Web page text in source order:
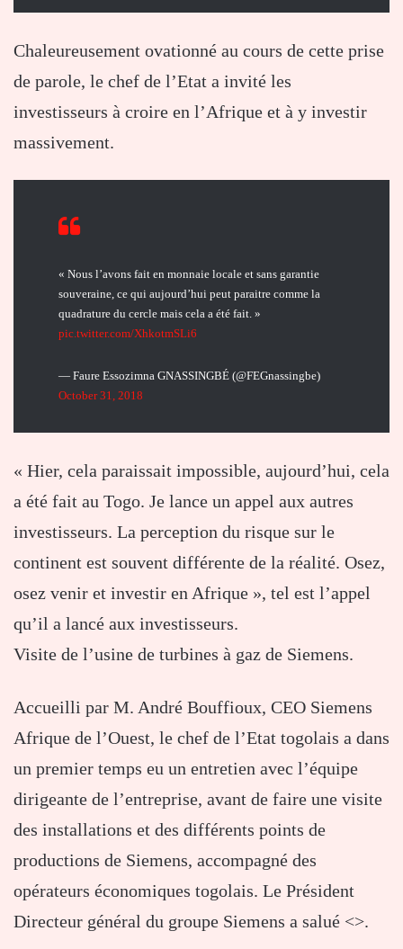
Chaleureusement ovationné au cours de cette prise
de parole, le chef de l’Etat a invité les
investisseurs à croire en l’Afrique et à y investir
massivement.
« Nous l’avons fait en monnaie locale et sans garantie
souveraine, ce qui aujourd’hui peut paraitre comme la
quadrature du cercle mais cela a été fait. »
pic.twitter.com/XhkotmSLi6
— Faure Essozimna GNASSINGBÉ (@FEGnassingbe)
October 31, 2018
« Hier, cela paraissait impossible, aujourd’hui, cela
a été fait au Togo. Je lance un appel aux autres
investisseurs. La perception du risque sur le
continent est souvent différente de la réalité. Osez,
osez venir et investir en Afrique », tel est l’appel
qu’il a lancé aux investisseurs.
Visite de l’usine de turbines à gaz de Siemens.
Accueilli par M. André Bouffioux, CEO Siemens
Afrique de l’Ouest, le chef de l’Etat togolais a dans
un premier temps eu un entretien avec l’équipe
dirigeante de l’entreprise, avant de faire une visite
des installations et des différents points de
productions de Siemens, accompagné des
opérateurs économiques togolais. Le Président
Directeur général du groupe Siemens a salué <>.